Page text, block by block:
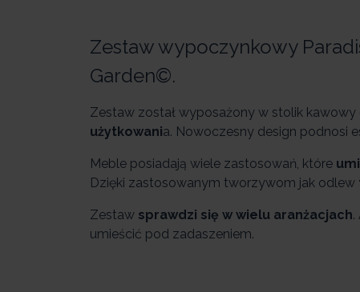
Zestaw wypoczynkowy
Garden©.
Zestaw został wyposażony w stolik
użytkowania. Nowoczesny design podnosi
Meble posiadają wiele zastosowań, które
Dzięki zastosowanym tworzywom jak odlew
Zestaw sprawdzi się w wielu aranżacjach.
umieścić pod zadaszeniem.